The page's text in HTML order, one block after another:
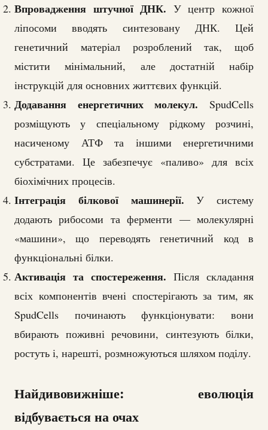
Впровадження штучної ДНК. У центр кожної
ліпосоми вводять синтезовану ДНК. Цей
генетичний матеріал розроблений так, щоб
містити мінімальний, але достатній набір
інструкцій для основних життєвих функцій.
Додавання енергетичних молекул. SpudCells
розміщують у спеціальному рідкому розчині,
насиченому АТФ та іншими енергетичними
субстратами. Це забезпечує «паливо» для всіх
біохімічних процесів.
Інтеграція білкової машинерії. У систему
додають рибосоми та ферменти — молекулярні
«машини», що переводять генетичний код в
функціональні білки.
Активація та спостереження. Після складання
всіх компонентів вчені спостерігають за тим, як
SpudCells починають функціонувати: вони
вбирають поживні речовини, синтезують білки,
ростуть і, нарешті, розмножуються шляхом поділу.
Найдивовижніше: еволюція
відбувається на очах